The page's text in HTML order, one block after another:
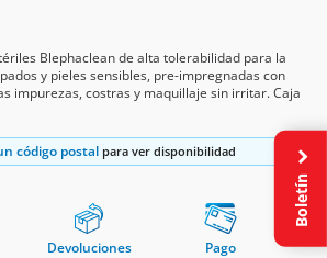
Blephaclean de alta tolerabilidad para la
y pieles sensibles, pre-impregnadas con
impurezas, costras y maquillaje sin irritar. Caja
código postal para ver disponibilidad
Devoluciones Pago
Boletín